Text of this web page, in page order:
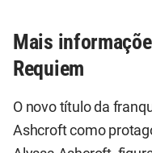
Mais
Requiem
O novo título da
Ashcroft como